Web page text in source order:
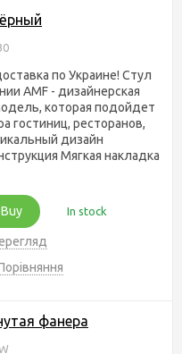
по Украине! Стул
AMF - дизайнерская
которая подойдет
гостиниц, ресторанов,
дизайн
Мягкая накладка
Buy In stock
фанера